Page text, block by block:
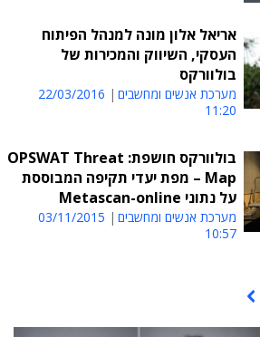
אריאל אלון מונה למנהל הפיתוח
העסקי, השיווק והמכירות של
בולוורקס
מערכת אנשים ומחשבים
22/03/2016
11:20
בולוורקס חושפת: OPSWAT Threat
Map – מפת יעדי תקיפה המבוססת
על נתוני Metascan-online
מערכת אנשים ומחשבים
03/11/2015
10:57